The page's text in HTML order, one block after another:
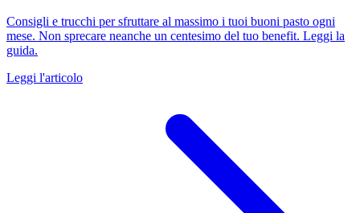
Consigli e trucchi per sfruttare al massimo i tuoi buoni pasto ogni
mese. Non sprecare neanche un centesimo del tuo benefit. Leggi la
guida.
Leggi l'articolo